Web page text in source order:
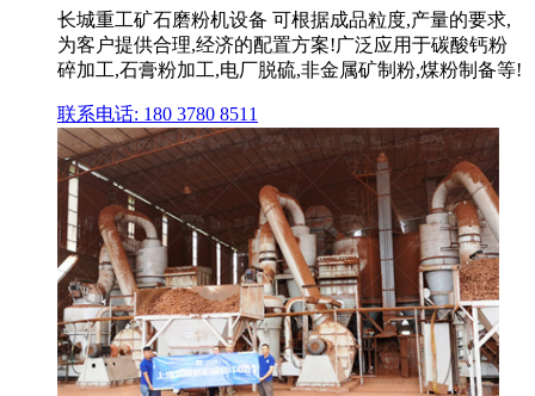
长城重工矿石磨粉机设备 可根据成品粒度,产量的要求,
为客户提供合理,经济的配置方案!广泛应用于碳酸钙粉
碎加工,石膏粉加工,电厂脱硫,非金属矿制粉,煤粉制备等!
联系电话: 180 3780 8511